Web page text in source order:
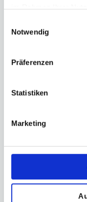
Notwendig
Präferenzen
Statistiken
Marketing
LINKS
Impressum
Rechtliches
+40shops